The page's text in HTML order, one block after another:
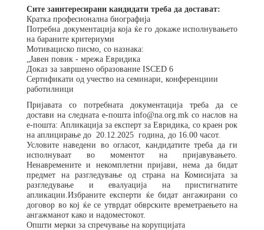
Сите заинтересирани кандидати треба да достават:
Кратка професионална биографија
Потребна документација која ќе го докаже исполнувањето
на бараните критериуми
Мотивациско писмо, со назнака:
„Јавен повик - мрежа Евридика
Доказ за завршено образование ISCED 6
Сертификати од учество на семинари, конференциии
работилници
Пријавата со потребната документација треба да се
достави на следната е-пошта info@na.org.mk со наслов на
е-пошта: Апликација за експерт за Евридика, со краен рок
на аплицирање до 20.12.2025 година, до 16.00 часот.
Условите наведени во огласот, кандидатите треба да ги
исполнуваат во моментот на пријавувањето.
Ненавремените и некомплетни пријави, нема да бидат
предмет на разгледување од страна на Комисијата за
разгледување и евалуација на пристигнатите
апликации.Избраните експерти ќе бидат ангажирани со
договор во кој ќе се утврдат обврските времетраењето на
ангажманот како и надоместокот.
Општи мерки за спречување на корупцијата